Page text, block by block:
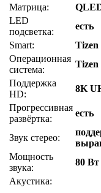
Матрица:
LED
подсветка:
есть
Smart:
Tizen
Операционная
система:
Tizen
Поддержка
HD:
8K
Прогрессивная
развёртка:
есть
Звук стерео:
Мощность
звука:
80 Вт
Акустика: